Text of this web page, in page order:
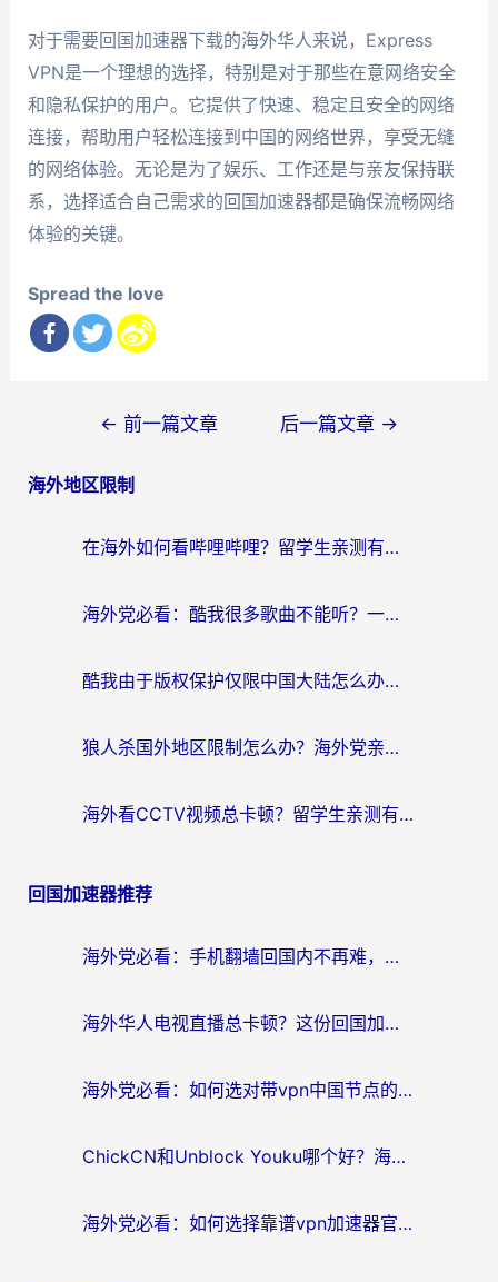
对于需要回国加速器下载的海外华人来说，Express
VPN是一个理想的选择，特别是对于那些在意网络安全
和隐私保护的用户。它提供了快速、稳定且安全的网络
连接，帮助用户轻松连接到中国的网络世界，享受无缝
的网络体验。无论是为了娱乐、工作还是与亲友保持联
系，选择适合自己需求的回国加速器都是确保流畅网络
体验的关键。
Spread the love
导
← 前一篇文章 后一篇文章 →
海外地区限制
在海外如何看哔哩哔哩？留学生亲测有效的回国加速指南
海外党必看：酷我很多歌曲不能听？一招解决优酷版权限制+B站地域问题！
酷我由于版权保护仅限中国大陆怎么办？海外党亲测有效的解锁指南
狼人杀国外地区限制怎么办？海外党亲测有效的全场景回国加速指南
海外看CCTV视频总卡顿？留学生亲测有效的回国加速器选择指南
回国加速器推荐
海外党必看：手机翻墙回国内不再难，一篇搞定无缝访问国内资源指南
海外华人电视直播总卡顿？这份回国加速器选择指南帮你无缝看国内资源
海外党必看：如何选对带vpn中国节点的加速器？无缝访问国内资源全攻略
ChickCN和Unblock Youku哪个好？海外党亲测4款热门回国加速器，附避坑指南
海外党必看：如何选择靠谱vpn加速器官网？轻松解决国内APP地区限制